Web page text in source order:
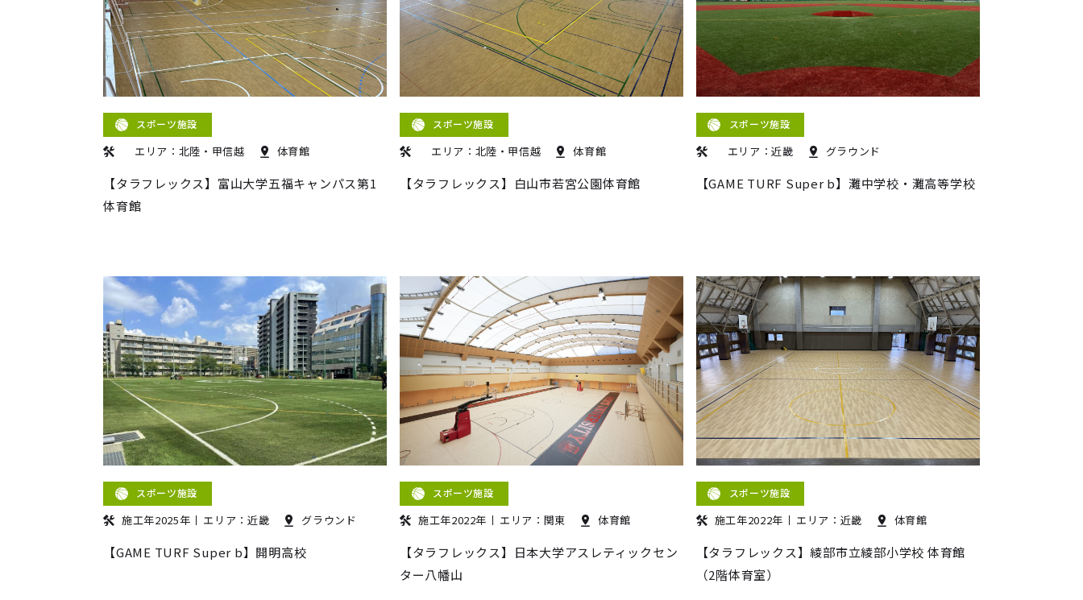
スポーツ施設
エリア：北陸・甲信越 体育館
【タラフレックス】富山大学五福キャンパス第1
体育館
スポーツ施設
エリア：北陸・甲信越 体育館
【タラフレックス】白山市若宮公園体育館
スポーツ施設
エリア：近畿 グラウンド
【GAME TURF Super b】灘中学校・灘高等学校
スポーツ施設
施工年2025年 エリア：近畿 グラウンド
【GAME TURF Super b】開明高校
スポーツ施設
施工年2022年 エリア：関東 体育館
【タラフレックス】日本大学アスレティックセン
ター八幡山
スポーツ施設
施工年2022年 エリア：近畿 体育館
【タラフレックス】綾部市立綾部小学校 体育館
（2階体育室）